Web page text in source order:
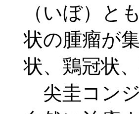
（いぼ）と
状の腫瘤が
状、鶏冠状
尖圭コン